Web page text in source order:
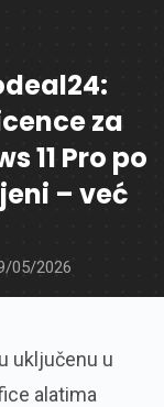
za
11 Pro po
– već
05/2026
uključenu u
alatima